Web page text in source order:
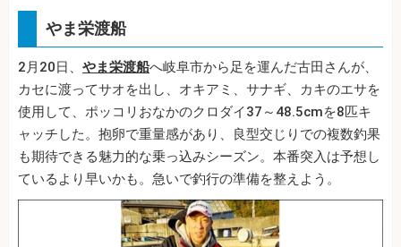
やま栄渡船
2月20日、 やま栄渡船へ岐阜市から足を運んだ古田さんが、
カセに渡ってサオを出し、オキアミ、サナギ、カキのエサを
使用して、ポッコリおなかのクロダイ37～48.5cmを8匹キ
ャッチした。抱卵で重量感があり、良型交じりでの複数釣果
も期待できる魅力的な乗っ込みシーズン。本番突入は予想し
ているより早いかも。急いで釣行の準備を整えよう。